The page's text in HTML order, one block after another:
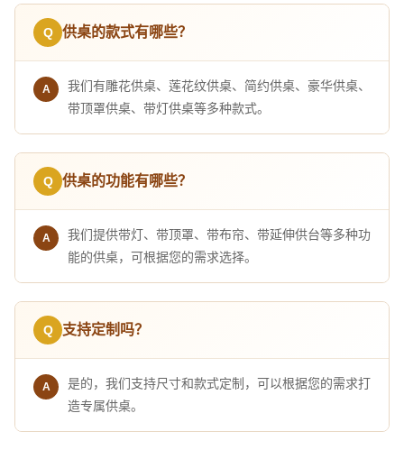
供桌的款式有哪些？
我们有雕花供桌、莲花纹供桌、简约供桌、豪华供桌、
带顶罩供桌、带灯供桌等多种款式。
供桌的功能有哪些？
我们提供带灯、带顶罩、带布帘、带延伸供台等多种功
能的供桌，可根据您的需求选择。
支持定制吗？
是的，我们支持尺寸和款式定制，可以根据您的需求打
造专属供桌。